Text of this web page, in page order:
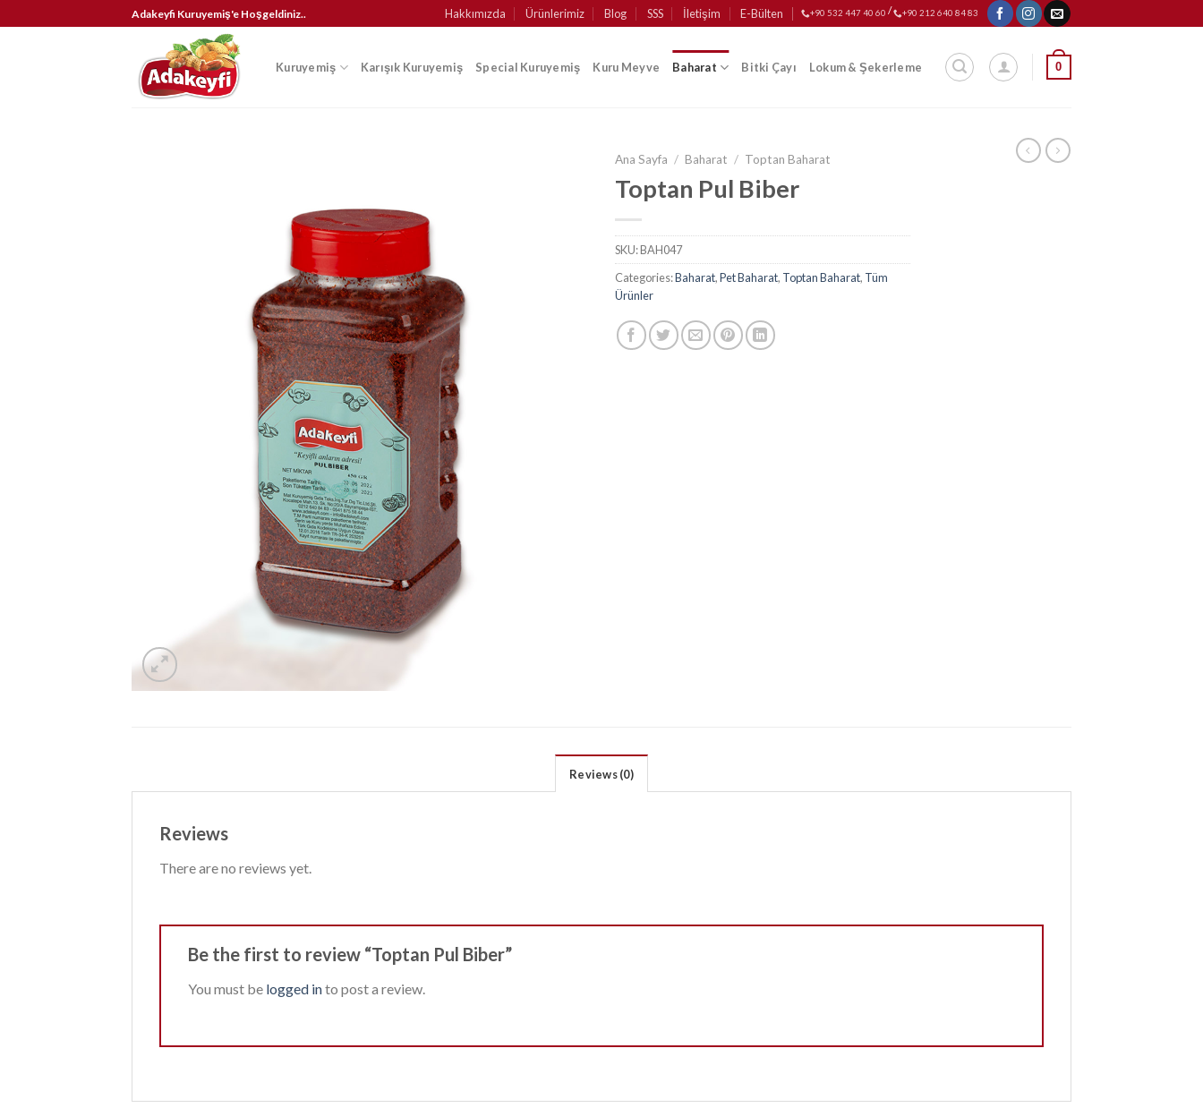
atla
Adakeyfi Kuruyemiş'e Hoşgeldiniz.. Hakkımızda Ürünlerimiz Blog SSS İletişim E-Bülten +90 532 447 40 60 / +90 212 640 84 83
Kuruyemiş Karışık Kuruyemiş Special Kuruyemiş Kuru Meyve Baharat Bitki Çayı Lokum & Şekerleme 0
Ana Sayfa / Baharat / Toptan Baharat
Toptan Pul Biber
SKU:BAH047
Categories:Baharat,Pet Baharat, Toptan Baharat, Tüm
Ürünler
Reviews (0)
Reviews
There are no reviews yet.
Be the first to review “Toptan Pul Biber”
You must be logged into post a review.